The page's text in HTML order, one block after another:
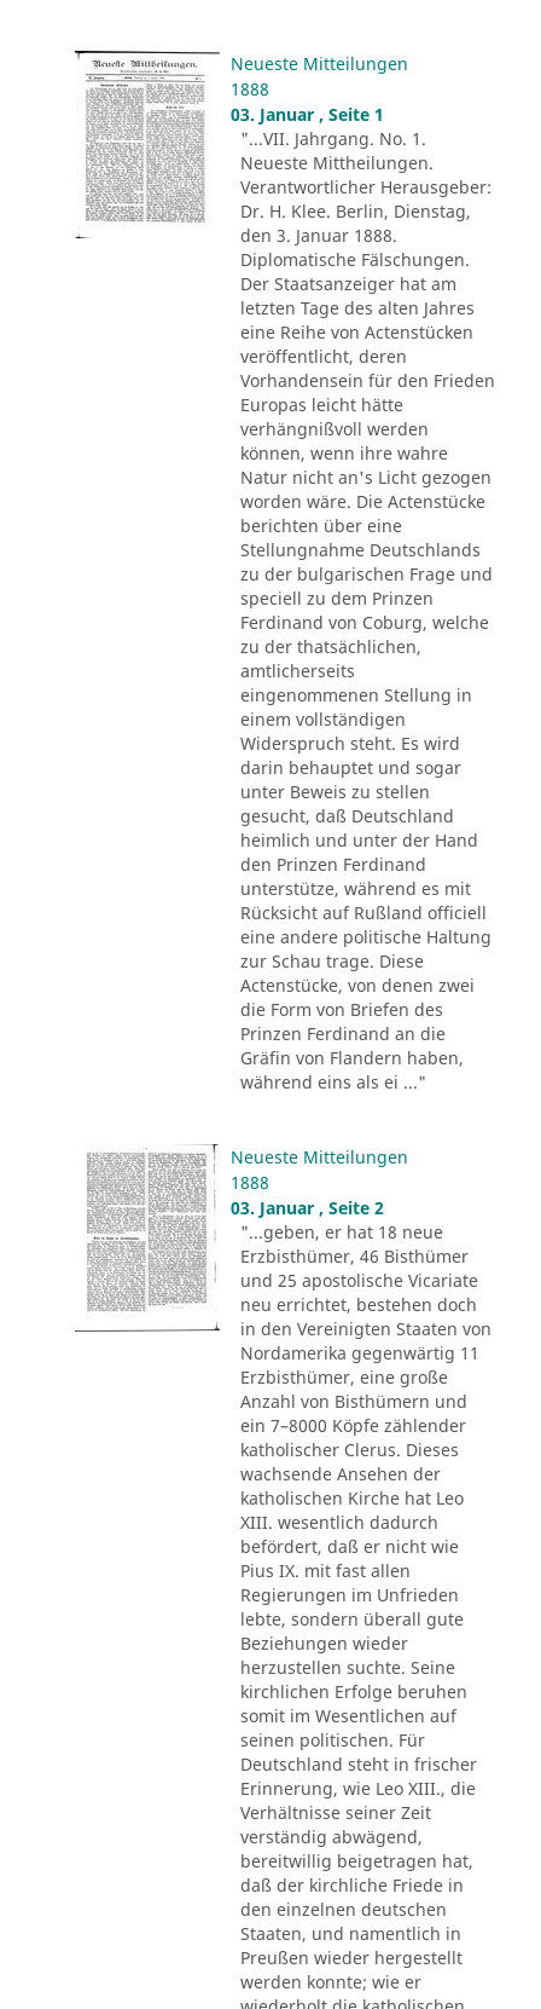
Neueste Mitteilungen
1888
03. Januar , Seite 1
"...VII. Jahrgang. No. 1.
Neueste Mittheilungen.
Verantwortlicher Herausgeber:
Dr. H. Klee. Berlin, Dienstag,
den 3. Januar 1888.
Diplomatische Fälschungen.
Der Staatsanzeiger hat am
letzten Tage des alten Jahres
eine Reihe von Actenstücken
veröffentlicht, deren
Vorhandensein für den Frieden
Europas leicht hätte
verhängnißvoll werden
können, wenn ihre wahre
Natur nicht an's Licht gezogen
worden wäre. Die Actenstücke
berichten über eine
Stellungnahme Deutschlands
zu der bulgarischen Frage und
speciell zu dem Prinzen
Ferdinand von Coburg, welche
zu der thatsächlichen,
amtlicherseits
eingenommenen Stellung in
einem vollständigen
Widerspruch steht. Es wird
darin behauptet und sogar
unter Beweis zu stellen
gesucht, daß Deutschland
heimlich und unter der Hand
den Prinzen Ferdinand
unterstütze, während es mit
Rücksicht auf Rußland officiell
eine andere politische Haltung
zur Schau trage. Diese
Actenstücke, von denen zwei
die Form von Briefen des
Prinzen Ferdinand an die
Gräfin von Flandern haben,
während eins als ei ..."
Neueste Mitteilungen
1888
03. Januar , Seite 2
"...geben, er hat 18 neue
Erzbisthümer, 46 Bisthümer
und 25 apostolische Vicariate
neu errichtet, bestehen doch
in den Vereinigten Staaten von
Nordamerika gegenwärtig 11
Erzbisthümer, eine große
Anzahl von Bisthümern und
ein 7–8000 Köpfe zählender
katholischer Clerus. Dieses
wachsende Ansehen der
katholischen Kirche hat Leo
XIII. wesentlich dadurch
befördert, daß er nicht wie
Pius IX. mit fast allen
Regierungen im Unfrieden
lebte, sondern überall gute
Beziehungen wieder
herzustellen suchte. Seine
kirchlichen Erfolge beruhen
somit im Wesentlichen auf
seinen politischen. Für
Deutschland steht in frischer
Erinnerung, wie Leo XIII., die
Verhältnisse seiner Zeit
verständig abwägend,
bereitwillig beigetragen hat,
daß der kirchliche Friede in
den einzelnen deutschen
Staaten, und namentlich in
Preußen wieder hergestellt
werden konnte; wie er